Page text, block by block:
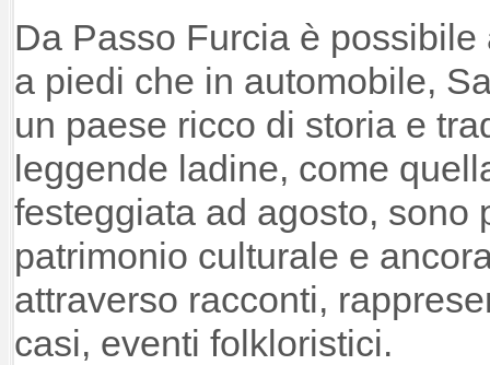
Da Passo Furcia è
a piedi che in automobile,
un paese ricco di storia e
leggende ladine, come
festeggiata ad agosto, sono
patrimonio culturale e
attraverso racconti,
casi, eventi folkloristici.